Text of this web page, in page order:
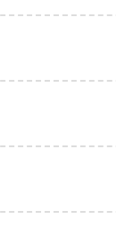
齊聚交流，